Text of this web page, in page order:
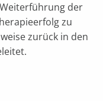
der
zu
zurück in den